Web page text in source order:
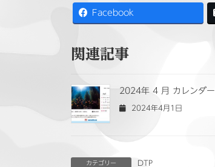
Facebook
関連記事
2024年 4 月 カレンダー
2024年4月1日
カテゴリー DTP